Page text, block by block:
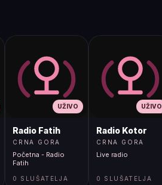
UŽIVO
Radio Fatih
CRNA GORA
Početna - Radio
Fatih
0 SLUŠATELJA
UŽIVO
Radio Kotor
CRNA GORA
Live radio
0 SLUŠATELJA